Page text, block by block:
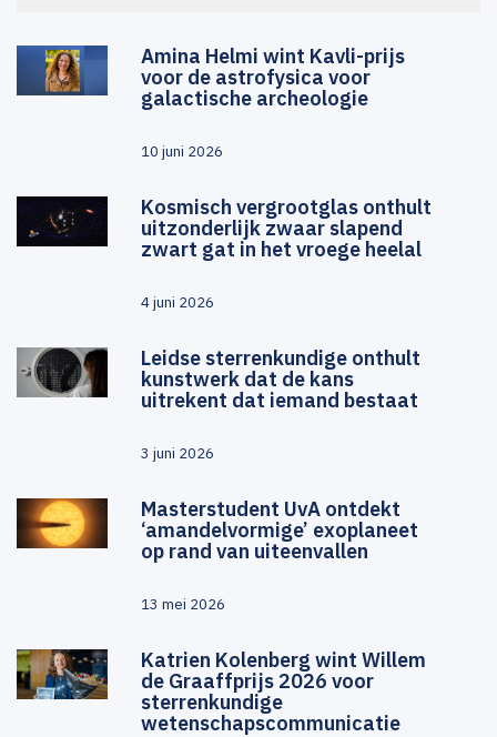
Amina Helmi wint Kavli-prijs
voor de astrofysica voor
galactische archeologie
10 juni 2026
Kosmisch vergrootglas onthult
uitzonderlijk zwaar slapend
zwart gat in het vroege heelal
4 juni 2026
Leidse sterrenkundige onthult
kunstwerk dat de kans
uitrekent dat iemand bestaat
3 juni 2026
Masterstudent UvA ontdekt
‘amandelvormige’ exoplaneet
op rand van uiteenvallen
13 mei 2026
Katrien Kolenberg wint Willem
de Graaffprijs 2026 voor
sterrenkundige
wetenschapscommunicatie